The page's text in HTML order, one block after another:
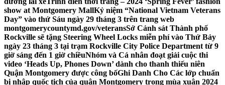
show at Montgomery MallKỷ niệm “National Vietnam Veterans
Day” vào thứ Sáu ngày 29 tháng 3 trên trang web
montgomerycountymd.gov/veteransSở Cảnh sát Thành phố
Rockville sẽ tặng Steering Wheel Locks miễn phí vào Thứ Bảy
ngày 23 tháng 3 tại trạm Rockville City Police Department từ 9
giờ sáng đến 1 giờ chiềuNhóm và Cá nhân đoạt giải cuộc thi
video ‘Heads Up, Phones Down’ dành cho thanh thiếu niên
Quận Montgomery được công bốGhi Danh Cho Các lớp chuẩn
bị nhập quốc tịch của quận Montgomery trong mùa xuân 2024